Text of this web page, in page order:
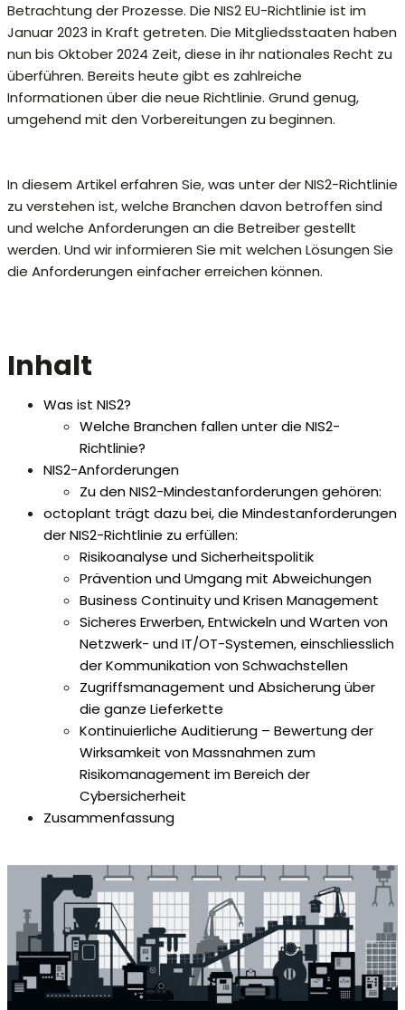
Betrachtung der Prozesse. Die NIS2 EU-Richtlinie ist im
Januar 2023 in Kraft getreten. Die Mitgliedsstaaten haben
nun bis Oktober 2024 Zeit, diese in ihr nationales Recht zu
überführen. Bereits heute gibt es zahlreiche
Informationen über die neue Richtlinie. Grund genug,
umgehend mit den Vorbereitungen zu beginnen.
In diesem Artikel erfahren Sie, was unter der NIS2-Richtlinie
zu verstehen ist, welche Branchen davon betroffen sind
und welche Anforderungen an die Betreiber gestellt
werden. Und wir informieren Sie mit welchen Lösungen Sie
die Anforderungen einfacher erreichen können.
Inhalt
Was ist NIS2?
Welche Branchen fallen unter die NIS2-
Richtlinie?
NIS2-Anforderungen
Zu den NIS2-Mindestanforderungen gehören:
octoplant trägt dazu bei, die Mindestanforderungen
der NIS2-Richtlinie zu erfüllen:
Risikoanalyse und Sicherheitspolitik
Prävention und Umgang mit Abweichungen
Business Continuity und Krisen Management
Sicheres Erwerben, Entwickeln und Warten von
Netzwerk- und IT/OT-Systemen, einschliesslich
der Kommunikation von Schwachstellen
Zugriffsmanagement und Absicherung über
die ganze Lieferkette
Kontinuierliche Auditierung – Bewertung der
Wirksamkeit von Massnahmen zum
Risikomanagement im Bereich der
Cybersicherheit
Zusammenfassung